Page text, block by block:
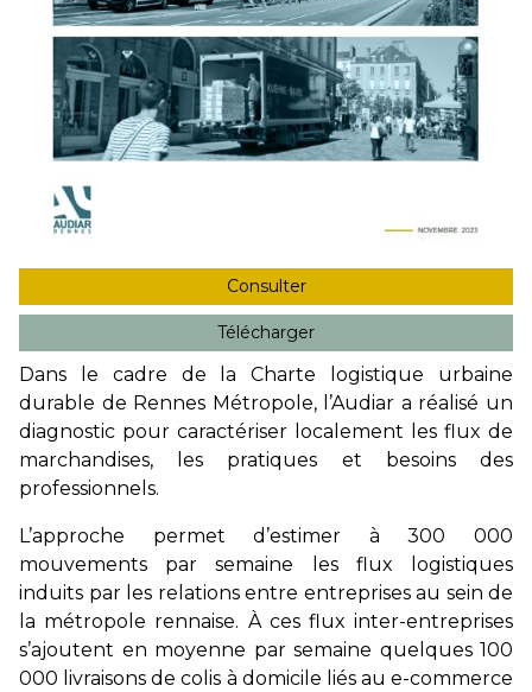
Consulter
Télécharger
Dans le cadre de la Charte logistique urbaine
durable de Rennes Métropole, l’Audiar a réalisé un
diagnostic pour caractériser localement les flux de
marchandises, les pratiques et besoins des
professionnels.
L’approche permet d’estimer à 300 000
mouvements par semaine les flux logistiques
induits par les relations entre entreprises au sein de
la métropole rennaise. À ces flux inter-entreprises
s’ajoutent en moyenne par semaine quelques 100
000 livraisons de colis à domicile liés au e-commerce